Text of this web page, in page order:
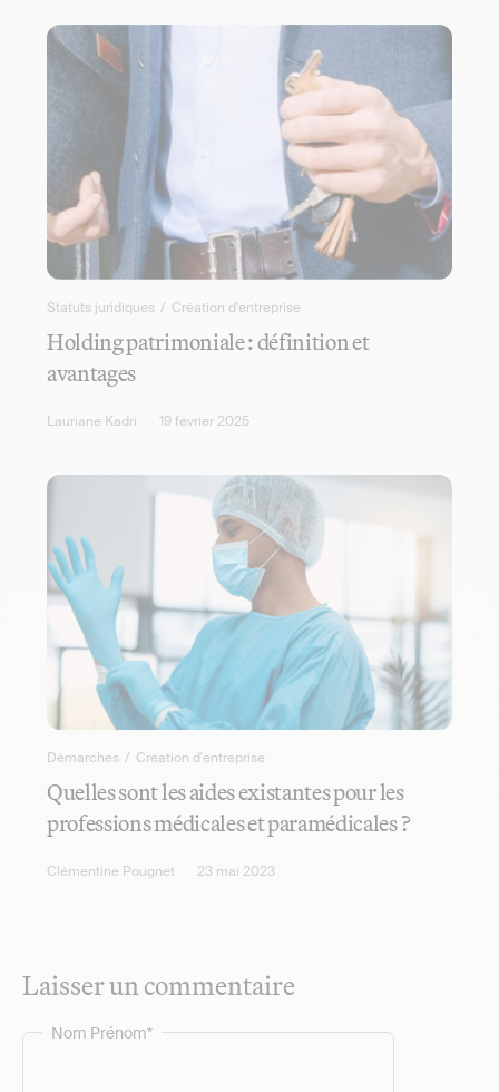
Statuts juridiques / Création d'entreprise
Holding patrimoniale : définition et
avantages
Lauriane Kadri 19 février 2025
Démarches / Création d'entreprise
Quelles sont les aides existantes pour les
professions médicales et paramédicales ?
Clémentine Pougnet 23 mai 2023
Laisser un commentaire
Nom Prénom*